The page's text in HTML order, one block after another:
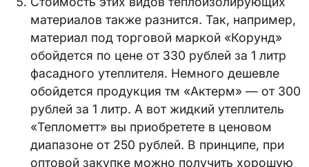
материалов также разнится. Так, например,
материал под торговой маркой «Корунд»
обойдется по цене от 330 рублей за 1 литр
фасадного утеплителя. Немного дешевле
обойдется продукция тм «Актерм» — от 300
рублей за 1 литр. А вот жидкий утеплитель
«Теплометт» вы приобретете в ценовом
диапазоне от 250 рублей. В принципе, при
оптовой закупке можно получить хорошую